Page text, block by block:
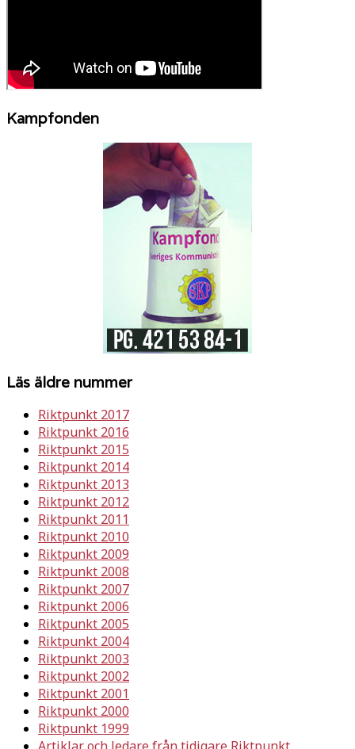
Kampfonden
Läs äldre nummer
Riktpunkt 2017
Riktpunkt 2016
Riktpunkt 2015
Riktpunkt 2014
Riktpunkt 2013
Riktpunkt 2012
Riktpunkt 2011
Riktpunkt 2010
Riktpunkt 2009
Riktpunkt 2008
Riktpunkt 2007
Riktpunkt 2006
Riktpunkt 2005
Riktpunkt 2004
Riktpunkt 2003
Riktpunkt 2002
Riktpunkt 2001
Riktpunkt 2000
Riktpunkt 1999